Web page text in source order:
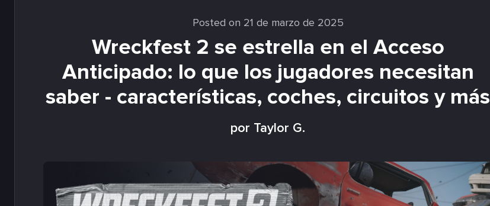
Posted on 21 de marzo de 2025
Wreckfest 2 se estrella en el Acceso
Anticipado: lo que los jugadores necesitan
saber - características, coches, circuitos y más
por Taylor G.